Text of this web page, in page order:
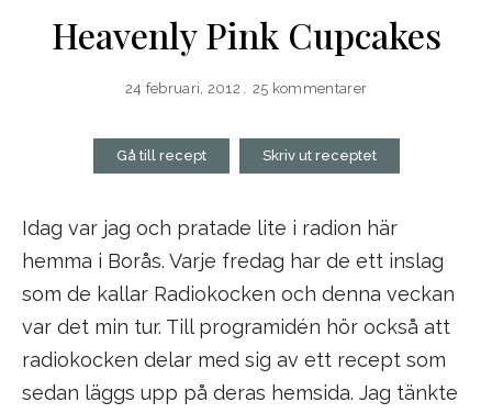
Heavenly Pink Cupcakes
24 februari, 2012 25 kommentarer
Gå till recept Skriv ut receptet
Idag var jag och pratade lite i radion här
hemma i Borås. Varje fredag har de ett inslag
som de kallar Radiokocken och denna veckan
var det min tur. Till programidén hör också att
radiokocken delar med sig av ett recept som
sedan läggs upp på deras hemsida. Jag tänkte